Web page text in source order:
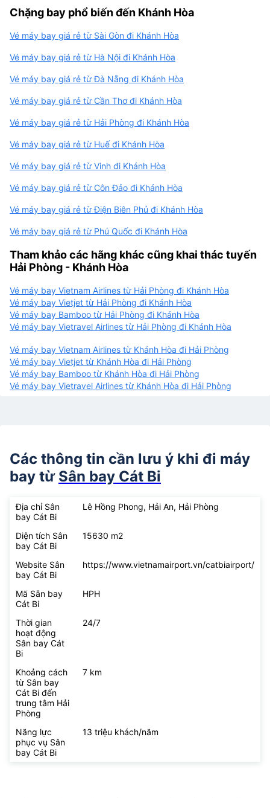
Chặng bay phổ biến đến Khánh Hòa
Vé máy bay giá rẻ từ Sài Gòn đi Khánh Hòa
Vé máy bay giá rẻ từ Hà Nội đi Khánh Hòa
Vé máy bay giá rẻ từ Đà Nẵng đi Khánh Hòa
Vé máy bay giá rẻ từ Cần Thơ đi Khánh Hòa
Vé máy bay giá rẻ từ Hải Phòng đi Khánh Hòa
Vé máy bay giá rẻ từ Huế đi Khánh Hòa
Vé máy bay giá rẻ từ Vinh đi Khánh Hòa
Vé máy bay giá rẻ từ Côn Đảo đi Khánh Hòa
Vé máy bay giá rẻ từ Điện Biên Phủ đi Khánh Hòa
Vé máy bay giá rẻ từ Phú Quốc đi Khánh Hòa
Tham khảo các hãng khác cũng khai thác tuyến
Hải Phòng - Khánh Hòa
Vé máy bay Vietnam Airlines từ Hải Phòng đi Khánh Hòa
Vé máy bay Vietjet từ Hải Phòng đi Khánh Hòa
Vé máy bay Bamboo từ Hải Phòng đi Khánh Hòa
Vé máy bay Vietravel Airlines từ Hải Phòng đi Khánh Hòa
Vé máy bay Vietnam Airlines từ Khánh Hòa đi Hải Phòng
Vé máy bay Vietjet từ Khánh Hòa đi Hải Phòng
Vé máy bay Bamboo từ Khánh Hòa đi Hải Phòng
Vé máy bay Vietravel Airlines từ Khánh Hòa đi Hải Phòng
Các thông tin cần lưu ý khi đi máy
bay từ Sân bay Cát Bi
Địa chỉ Sân
bay Cát Bi
Lê Hồng Phong, Hải An, Hải Phòng
Diện tích Sân
bay Cát Bi
15630 m2
Website Sân
bay Cát Bi
https://www.vietnamairport.vn/catbiairport/
Mã Sân bay
Cát Bi
HPH
Thời gian
hoạt động
Sân bay Cát
Bi
24/7
Khoảng cách
từ Sân bay
Cát Bi đến
trung tâm Hải
Phòng
7 km
Năng lực
phục vụ Sân
bay Cát Bi
13 triệu khách/năm